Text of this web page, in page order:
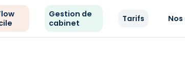
Gestion de
cabinet
Tarifs